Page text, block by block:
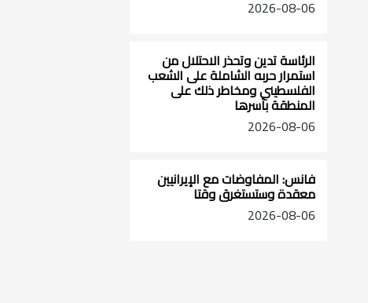
2026-08-06
الرئاسة تدين وتحذر الاحتلال من
استمرار حربه الشاملة على الشعب
الفلسطيني ومخاطر ذلك على
المنطقة بأسرها
2026-08-06
فانس: المفاوضات مع الإيرانيين
معقدة وستستغرق وقتا
2026-08-06